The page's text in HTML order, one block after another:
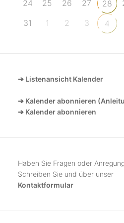
24
25 26 27 28
31
1 2 3 4
➔ Listenansicht Kalender
➔ Kalender abonnieren
➔ Kalender abonnieren
Haben Sie Fragen oder
Schreiben Sie und über unser
Kontaktformular